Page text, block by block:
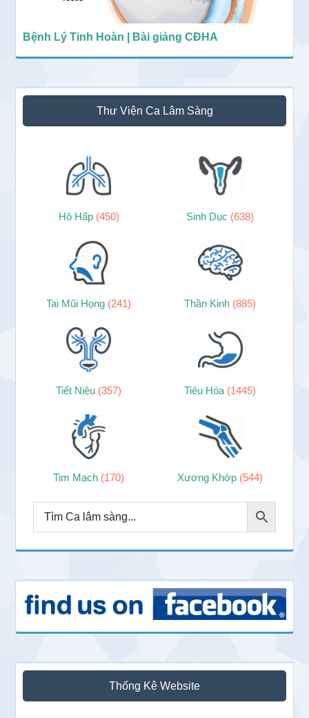
Bệnh Lý Tinh Hoàn | Bài giảng CĐHA
Thư Viện Ca Lâm Sàng
Hô Hấp (450) Sinh Dục (638)
Tai Mũi Họng (241) Thần Kinh (885)
Tiết Niệu (357) Tiêu Hóa (1445)
Tim Mạch (170) Xương Khớp (544)
Thống Kê Website